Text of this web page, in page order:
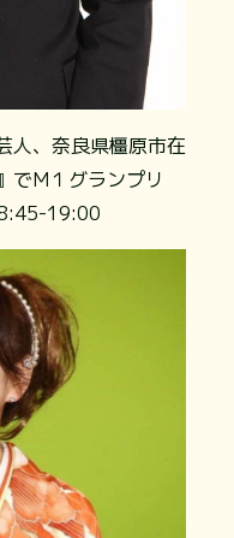
人、奈良県橿原市在
でM１グランプリ
19:00